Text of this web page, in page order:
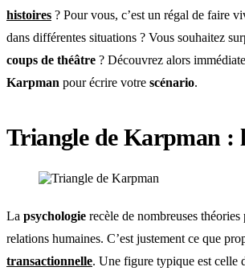
histoires ? Pour vous, c’est un régal de faire
dans différentes situations ? Vous souhaitez
coups de théâtre ? Découvrez alors
Karpman pour écrire votre scénario.
Triangle de Karpman :
La psychologie recèle de nombreuses
relations humaines. C’est justement ce que
transactionnelle. Une figure typique est celle